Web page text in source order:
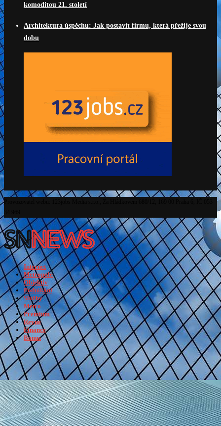
komoditou 21. století
Architektura úspěchu: Jak postavit firmu, která přežije svou
dobu
Internet
Metropole
Objektiv
Podnikání
Služby
Metro
Premium
Revue
Finance
Bonus